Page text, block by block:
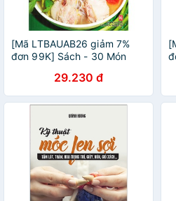
[Mã LTBAUAB26 giảm 7%
đơn 99K] Sách - 30 Món
29.230 đ